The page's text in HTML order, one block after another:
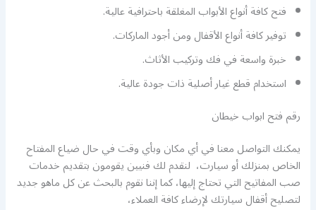
فتح كافة أنواع الأبواب المغلقة باحترافية عالية.
توفير كافة أنواع الأقفال ومن أجود الماركات.
خبرة واسعة في فك وتركيب الأثاث.
استخدام قطع غيار أصلية ذات جودة عالية.
رقم فتح ابواب خيطان
يمكنك التواصل معنا في أي مكان وبأي وقت في حال ضياع المفتاح
الخاص بمنزلك أو سيارت، لنقدم لك فنيين يقومون بتقديم خدمات
صب المفاتيح التي تحتاج إليها، كما إننا نقوم بالبحث عن كل ماهو جديد
لتصليح أقفال سيارتك لإرضاء كافة العملاء،